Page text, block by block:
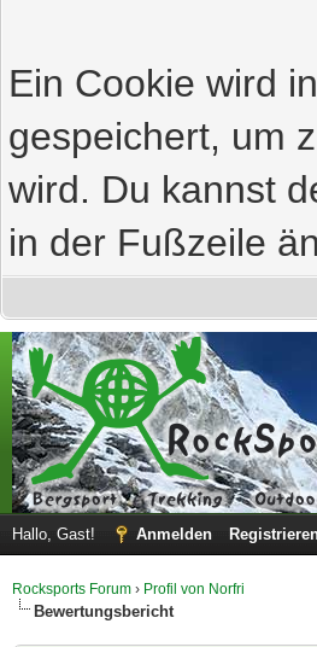
Ein Cookie wird
gespeichert, um
wird. Du kannst
in der Fußzeile
Hallo, Gast! Anmelden
Rocksports Forum › Profil von Norfri
Bewertungsbericht